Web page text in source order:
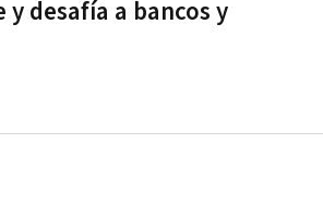
y desafía a bancos y